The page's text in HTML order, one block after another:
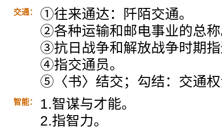
交通：
①往来通达：阡陌交通。
②各种运输和邮电事业的总
③抗日战争和解放战争时期
④指交通员。
⑤〈书〉结交；勾结：交通
智能：
1.智谋与才能。
2.指智力。